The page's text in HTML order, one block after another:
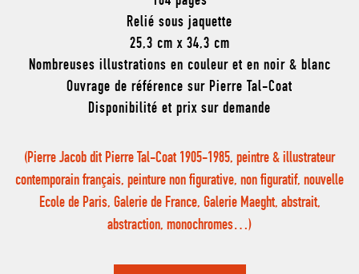
Relié sous jaquette
25,3 cm x 34,3 cm
Nombreuses illustrations en couleur et en noir & blanc
Ouvrage de référence sur Pierre Tal-Coat
Disponibilité et prix sur demande
(Pierre Jacob dit Pierre Tal-Coat 1905-1985, peintre & illustrateur
contemporain français, peinture non figurative, non figuratif, nouvelle
Ecole de Paris, Galerie de France, Galerie Maeght, abstrait,
abstraction, monochromes…)